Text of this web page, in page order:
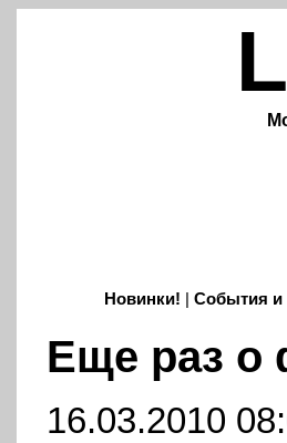
Новинки! События и
Еще раз о
16.03.2010